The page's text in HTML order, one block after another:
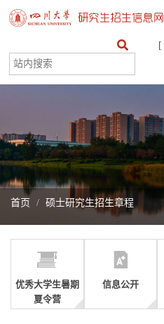
[
首页 硕士研究生招生章程
优秀大学生暑期
夏令营
信息公开